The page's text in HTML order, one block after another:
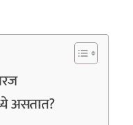
असतात?